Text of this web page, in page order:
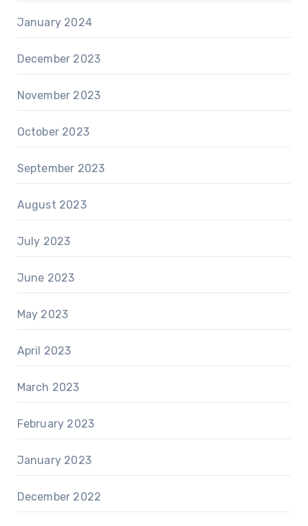
January 2024
December 2023
November 2023
October 2023
September 2023
August 2023
July 2023
June 2023
May 2023
April 2023
March 2023
February 2023
January 2023
December 2022